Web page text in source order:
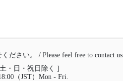
ださい。 / Please feel free to contact us.
・日・祝日除く ]
（JST）Mon - Fri.